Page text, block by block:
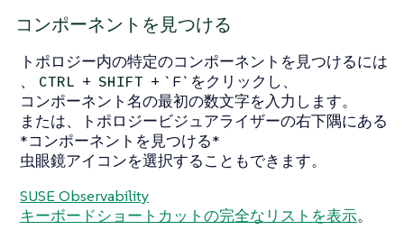
コンポーネントを見つける
トポロジー内の特定のコンポーネントを見つけるには
、
CTRL + SHIFT + `F`をクリックし、
コンポーネント名の最初の数文字を入力します。
または、トポロジービジュアライザーの右下隅にある
*コンポーネントを見つける*
虫眼鏡アイコンを選択することもできます。
SUSE Observability
キーボードショートカットの完全なリストを表示。